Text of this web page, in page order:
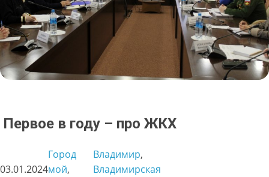
Первое в году – про ЖКХ
03.01.2024
Город
мой
Владимир
Владимирская